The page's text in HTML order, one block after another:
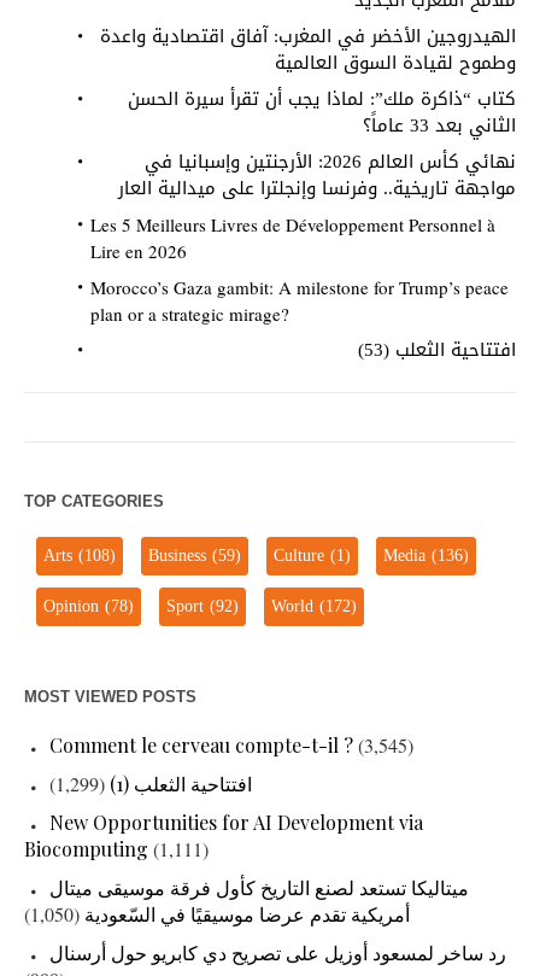
الهيدروجين الأخضر في المغرب: آفاق اقتصادية واعدة
وطموح لقيادة السوق العالمية
كتاب “ذاكرة ملك”: لماذا يجب أن تقرأ سيرة الحسن
الثاني بعد 33 عاماً؟
نهائي كأس العالم 2026: الأرجنتين وإسبانيا في
مواجهة تاريخية.. وفرنسا وإنجلترا على ميدالية العار
Les 5 Meilleurs Livres de Développement Personnel à
Lire en 2026
Morocco’s Gaza gambit: A milestone for Trump’s peace
plan or a strategic mirage?
افتتاحية الثعلب (53)
TOP CATEGORIES
Arts(108) Business(59) Culture(1) Media(136)
Opinion(78) Sport(92) World(172)
MOST VIEWED POSTS
Comment le cerveau compte-t-il ?(3,545)
افتتاحية الثعلب (1)
(1,299)
New Opportunities for AI Development via
Biocomputing (1,111)
ميتاليكا تستعد لصنع التاريخ كأول فرقة موسيقى ميتال
أمريكية تقدم عرضا موسيقيًا في السّعودية (1,050)
رد ساخر لمسعود أوزيل على تصريح دي كابريو حول أرسنال